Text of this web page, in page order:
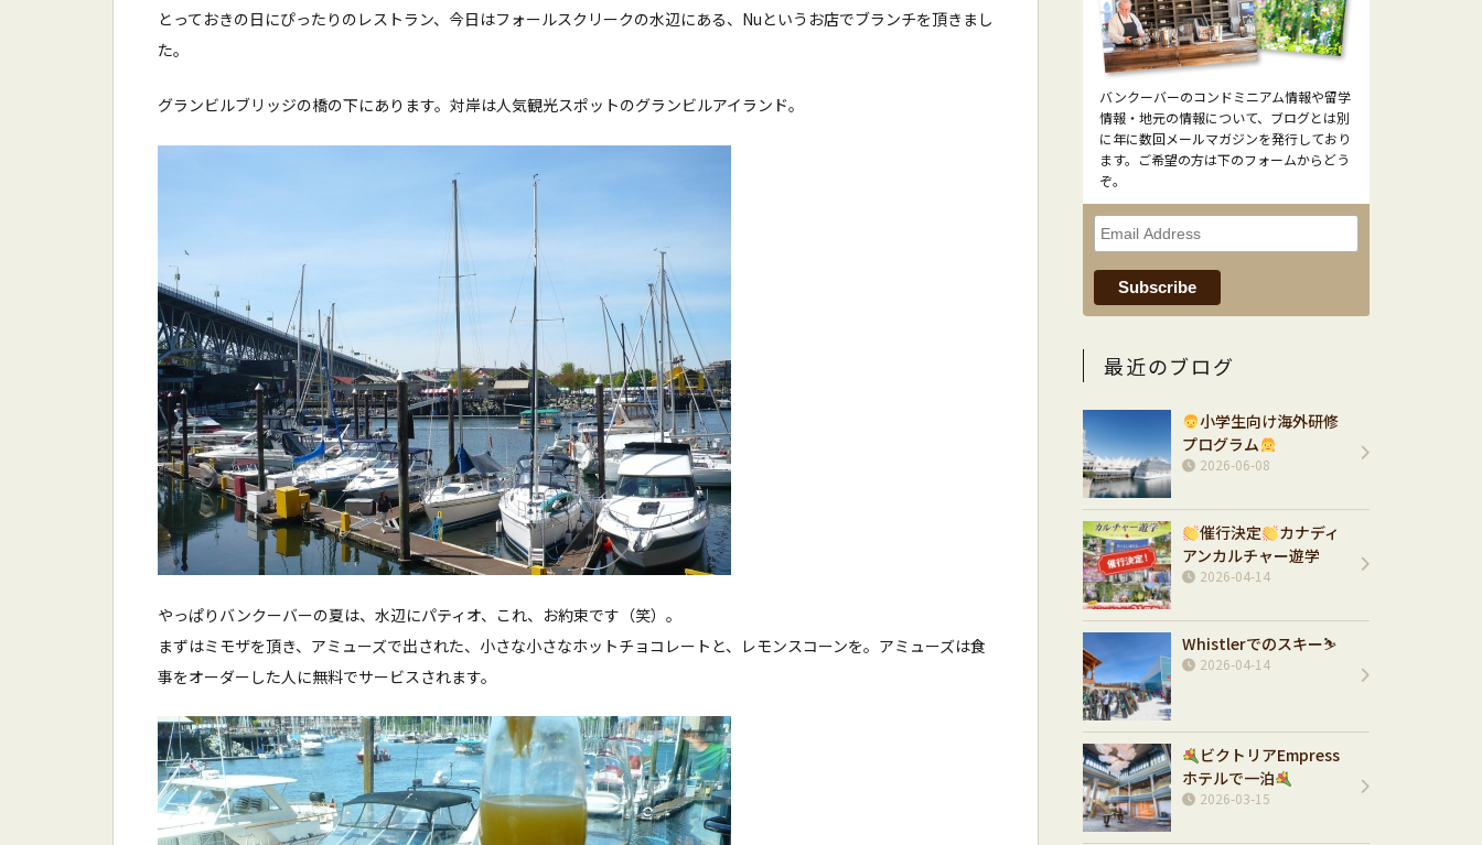
とっておきの日にぴったりのレストラン、今日はフォールスクリークの水辺にある、Nuというお店でブランチを頂きまし
た。
グランビルブリッジの橋の下にあります。対岸は人気観光スポットのグランビルアイランド。
やっぱりバンクーバーの夏は、水辺にパティオ、これ、お約束です（笑）。
まずはミモザを頂き、アミューズで出された、小さな小さなホットチョコレートと、レモンスコーンを。アミューズは食
事をオーダーした人に無料でサービスされます。
バンクーバーのコンドミニアム情報や留学
情報・地元の情報について、ブログとは別
に年に数回メールマガジンを発行しており
ます。ご希望の方は下のフォームからどう
ぞ。
最近のブログ
小学生向け海外研修
プログラム
2026-06-08
催行決定
カナディ
アンカルチャー遊学
2026-04-14
Whistlerでのスキー⛷️
2026-04-14
ビクトリアEmpress
ホテルで一泊
2026-03-15